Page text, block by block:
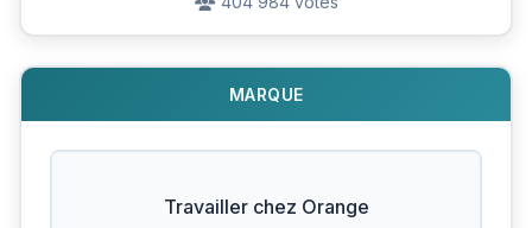
MARQUE
Travailler chez Orange